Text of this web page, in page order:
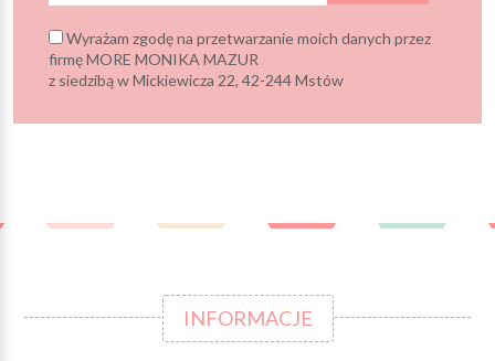
Wyrażam zgodę na przetwarzanie moich danych przez
firmę MORE MONIKA MAZUR
z siedzibą w Mickiewicza 22, 42-244 Mstów
INFORMACJE